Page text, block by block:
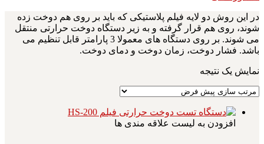
در این روش دو لایه فیلم پلاستیکی که باید بر روی هم دوخت زده
شوند، روی هم قرار گرفته و به زیر دستگاه دوخت حرارتی منتقل
می شوند. بر روی دستگاه های معمولا 3 پارامتر قابل تنظیم می
باشد. فشار دوخت، زمان دوخت و دمای دوخت.
نمایش یک نتیجه
افزودن به لیست علاقه مندی ها